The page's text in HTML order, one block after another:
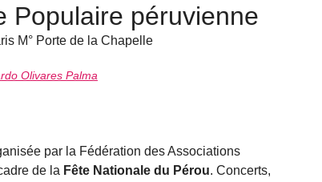
Populaire péruvienne
M° Porte de la Chapelle
Olivares Palma
par la Fédération des Associations
de la Fête Nationale du Pérou. Concerts,